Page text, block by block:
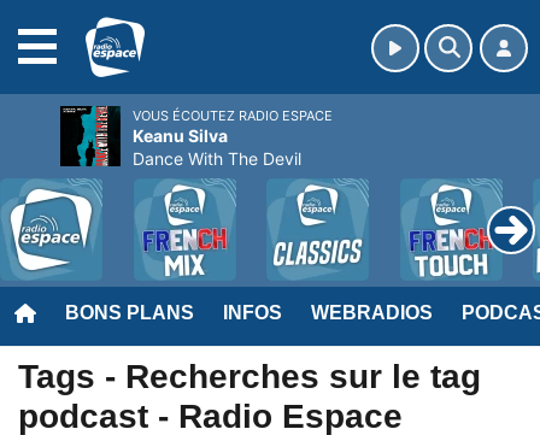
BONS PLANS INFOS WEBRADIOS
Tags - Recherches sur le tag
podcast - Radio Espace
VOUS ÉCOUTEZ RADIO ESPACE
Keanu Silva
Dance With The Devil